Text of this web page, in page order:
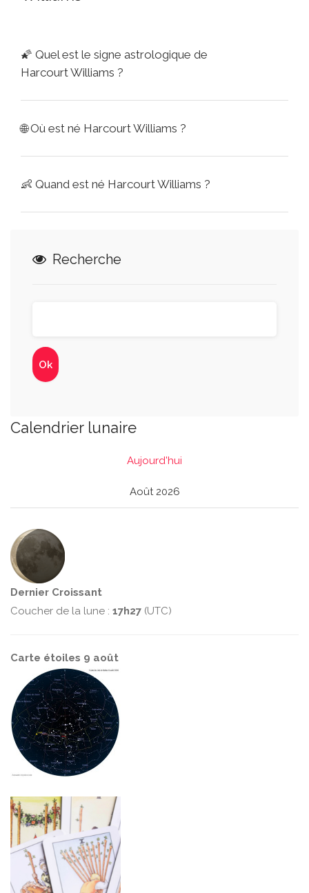
🌠 Quel est le signe astrologique de
Harcourt Williams ?
🌐Où est né Harcourt Williams ?
👶 Quand est né Harcourt Williams ?
Recherche
Calendrier lunaire
Aujourd'hui
Août 2026
Dernier Croissant
Coucher de la lune : 17h27 (UTC)
Carte étoiles 9 août